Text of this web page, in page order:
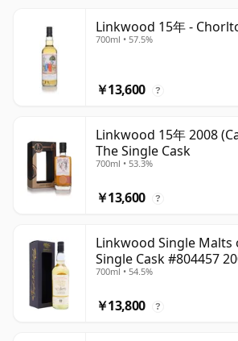
Linkwood 15年 -
700ml • 57.5%
￥13,600 ?
Linkwood 15年 2008
The Single Cask
700ml • 53.3%
￥13,600 ?
Linkwood Single Malts
Single Cask #804457
700ml • 54.5%
￥13,800 ?